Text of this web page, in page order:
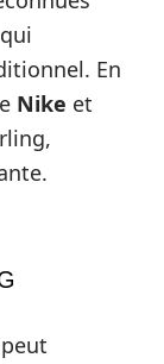
En
Nike et